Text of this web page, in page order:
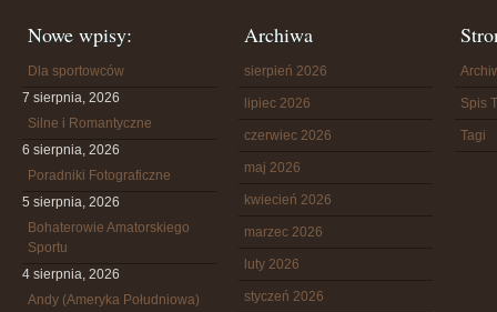
Nowe wpisy:
Dla sportowców
7 sierpnia, 2026
Silne i Romantyczne
6 sierpnia, 2026
Poradniki Fotograficzne
5 sierpnia, 2026
Bohaterowie Amatorskiego
Sportu
4 sierpnia, 2026
Andy (Ameryka Południowa)
Archiwa
sierpień 2026
lipiec 2026
czerwiec 2026
maj 2026
kwiecień 2026
marzec 2026
luty 2026
styczeń 2026
Spis
Tagi